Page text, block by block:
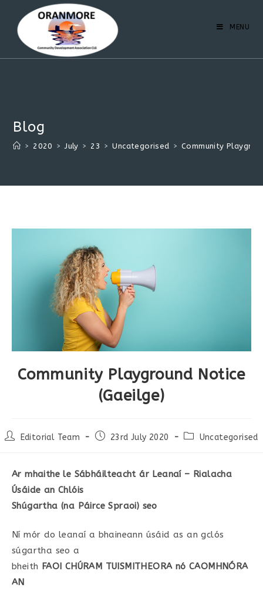
MENU
Blog
> 2020 > July > 23 > Uncategorised > Community
Community Playground Notice
(Gaeilge)
Editorial Team 23rd July 2020 Uncategorised
Ar mhaithe le Sábháilteacht ár Leanaí – Rialacha
Úsáide an Chlóis
Shúgartha (na Páirce Spraoi) seo
Ní mór do leanaí a bhaineann úsáid as an gclós
súgartha seo a
bheith FAOI CHÚRAM TUISMITHEORA nó CAOMHNÓRA
AN